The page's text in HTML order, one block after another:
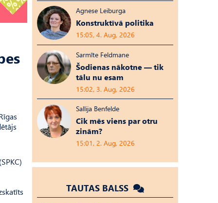
Agnese Leiburga
Konstruktīvā politika
15:05, 4. Aug, 2026
Sarmīte Feldmane
Šodienas nākotne — tik
tālu nu esam
15:02, 3. Aug, 2026
Sallija Benfelde
Cik mēs viens par otru
zinām?
15:01, 2. Aug, 2026
TAUTAS BALSS